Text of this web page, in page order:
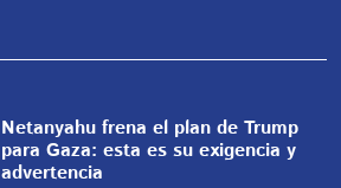
Netanyahu frena el plan de Trump
para Gaza: esta es su exigencia y
advertencia